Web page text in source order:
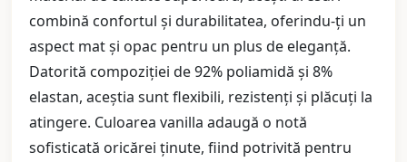
combină confortul și durabilitatea, oferindu-ți un
aspect mat și opac pentru un plus de eleganță.
Datorită compoziției de 92% poliamidă și 8%
elastan, aceștia sunt flexibili, rezistenți și plăcuți la
atingere. Culoarea vanilla adaugă o notă
sofisticată oricărei ținute, fiind potrivită pentru